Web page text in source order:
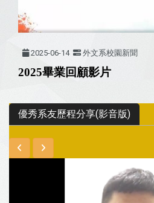
2025-06-14 外文系校園新聞
2025畢業回顧影片
優秀系友歷程分享(影音版)